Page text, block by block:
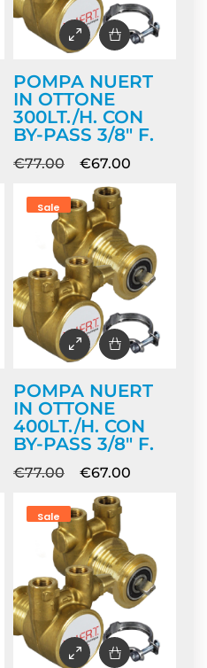
POMPA NUERT
IN OTTONE
300LT./H. CON
BY-PASS 3/8″ F.
€77.00 €67.00
Sale
POMPA NUERT
IN OTTONE
400LT./H. CON
BY-PASS 3/8″ F.
€77.00 €67.00
Sale